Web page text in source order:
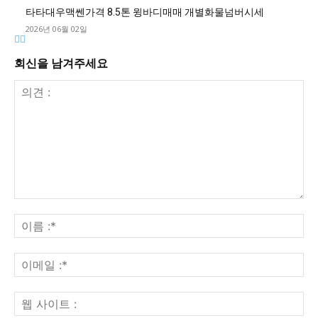
타타대우맥쎈가격 8.5톤 윙바디매매 개별화물넘버시세
2026년 06월 02일
회신을 남겨주세요
견
:
름
:*
메
일
사